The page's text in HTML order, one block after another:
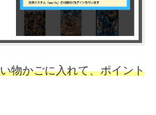
物かごに入れて、ポイント